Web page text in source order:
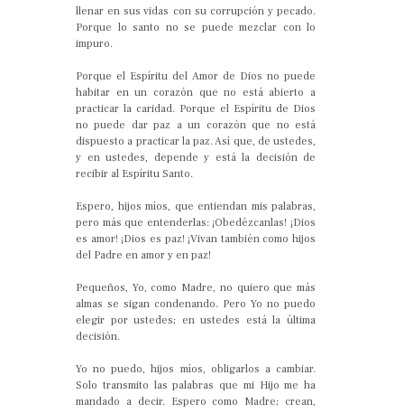
llenar en sus vidas con su corrupción y pecado.
Porque lo santo no se puede mezclar con lo
impuro.
Porque el Espíritu del Amor de Dios no puede
habitar en un corazón que no está abierto a
practicar la caridad. Porque el Espíritu de Dios
no puede dar paz a un corazón que no está
dispuesto a practicar la paz. Así que, de ustedes,
y en ustedes, depende y está la decisión de
recibir al Espíritu Santo.
Espero, hijos míos, que entiendan mis palabras,
pero más que entenderlas: ¡Obedézcanlas! ¡Dios
es amor! ¡Dios es paz! ¡Vivan también como hijos
del Padre en amor y en paz!
Pequeños, Yo, como Madre, no quiero que más
almas se sigan condenando. Pero Yo no puedo
elegir por ustedes; en ustedes está la última
decisión.
Yo no puedo, hijos míos, obligarlos a cambiar.
Solo transmito las palabras que mi Hijo me ha
mandado a decir. Espero como Madre; crean,